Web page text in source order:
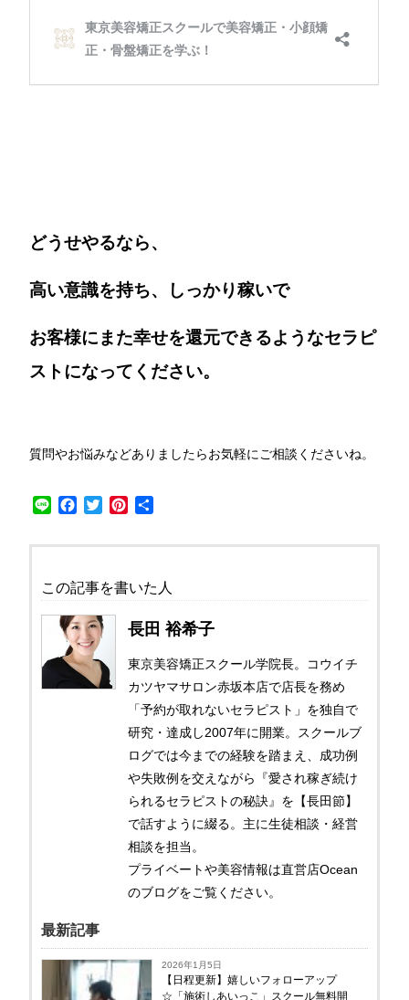
どうせやるなら、
高い意識を持ち、しっかり稼いで
お客様にまた幸せを還元できるようなセラピ
ストになってください。
質問やお悩みなどありましたらお気軽にご相談くださいね。
Line Facebook
TwitterPinterest
この記事を書いた人
長田 裕希子
東京美容矯正スクール学院長。コウイチ
カツヤマサロン赤坂本店で店長を務め
「予約が取れないセラピスト」を独自で
研究・達成し2007年に開業。スクールブ
ログでは今までの経験を踏まえ、成功例
や失敗例を交えながら『愛され稼ぎ続け
られるセラピストの秘訣』を【長田節】
で話すように綴る。主に生徒相談・経営
相談を担当。
プライベートや美容情報は直営店Ocean
のブログをご覧ください。
最新記事
2026年1月5日
【日程更新】嬉しいフォローアップ
☆「施術しあいっこ」スクール無料開